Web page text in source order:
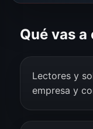
Qué vas
Lectores y
empresa y